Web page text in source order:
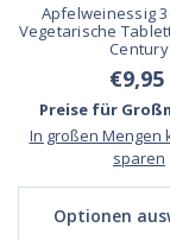
Apfelweinessig
Vegetarische
Century
€9,95
Preise für
In großen Mengen
sparen
Optionen